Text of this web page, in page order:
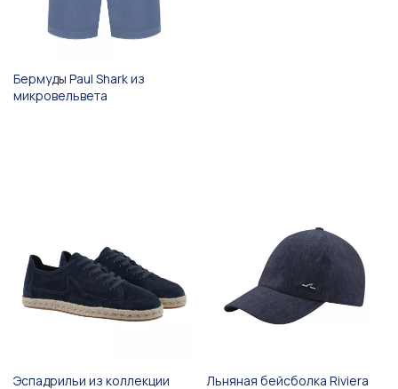
Бермуды Paul Shark из
микровельвета
Эспадрильи из коллекции
Льняная бейсболка Riviera